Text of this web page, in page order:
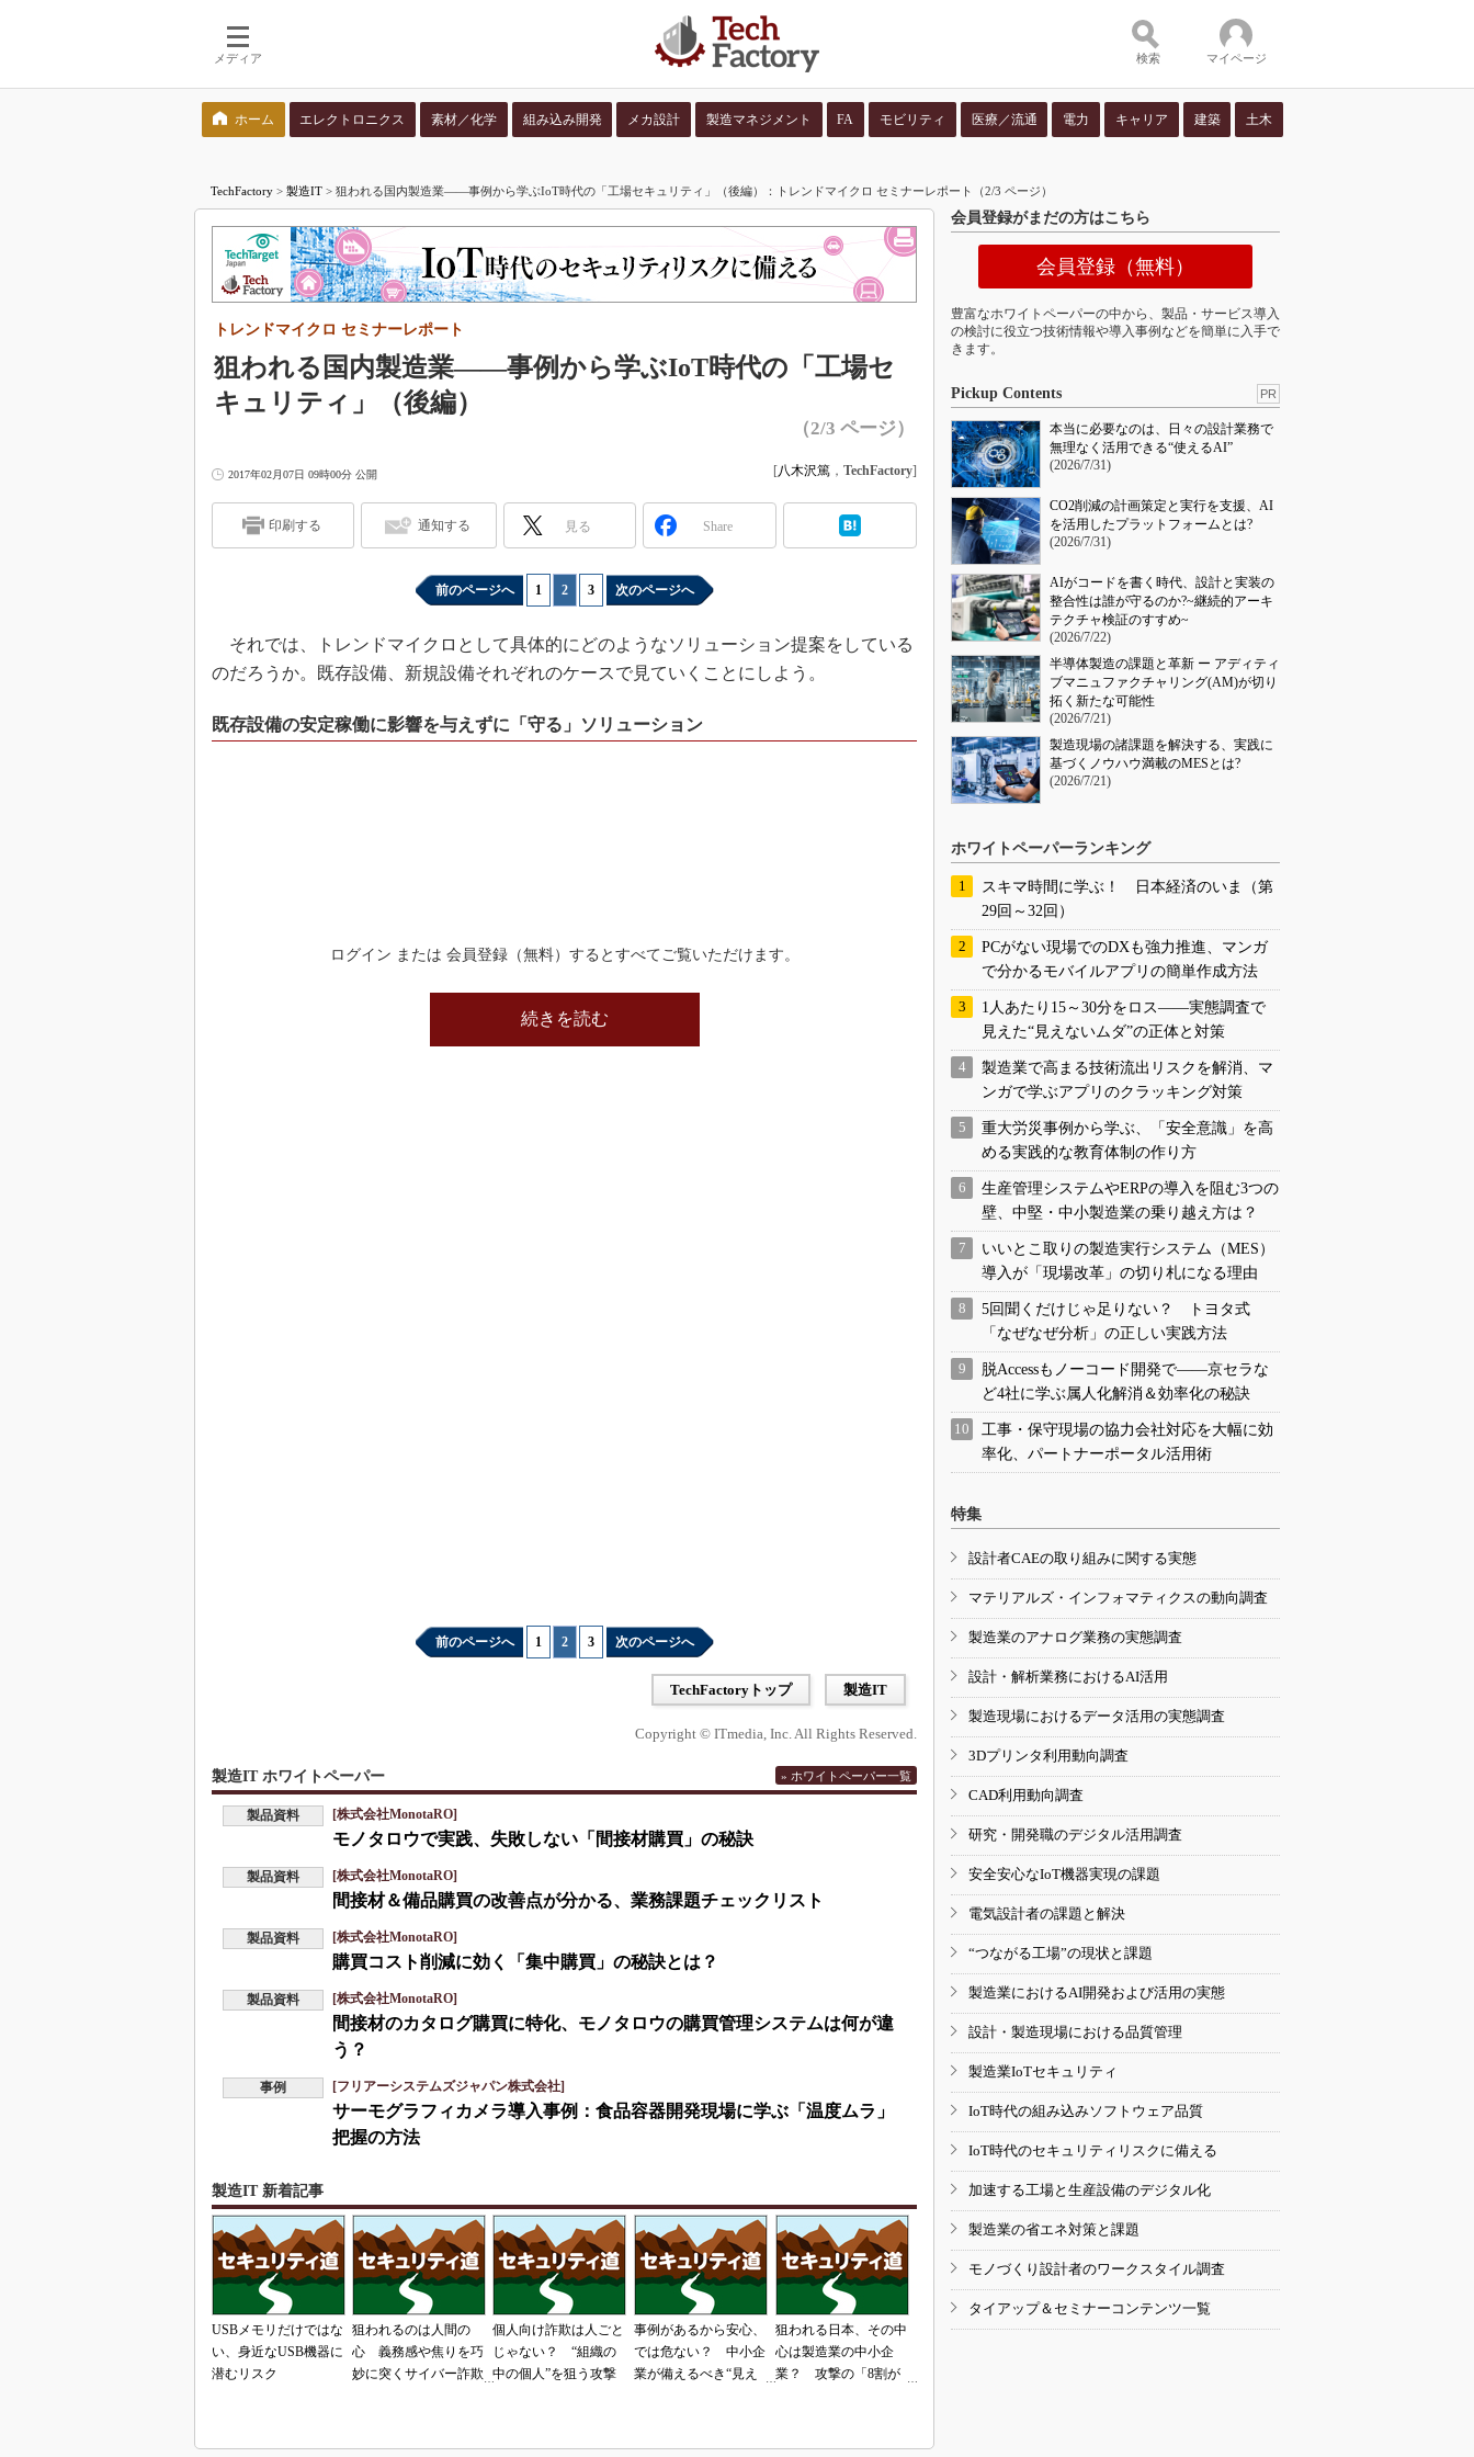
メディア 検索 マイページ
ホーム エレクトロニクス 素材／化学 組み込み開発 メカ設計 製造マネジメント FA モビリティ 医療／流通 電力 キャリア 建築 土木
TechFactory > 製造IT > 狙われる国内製造業――事例から学ぶIoT時代の「工場セキュリティ」（後編）：トレンドマイクロ セミナーレポート（2/3 ページ）
狙われる国内製造業――事例から学ぶIoT時代の「工場セ
キュリティ」（後編）
トレンドマイクロ セミナーレポート
（2/3 ページ）
2017年02月07日 09時00分 公開 [八木沢篤 ， TechFactory]
印刷する 通知する 見る Share
前のページへ 1 2 3 次のページへ
それでは、トレンドマイクロとして具体的にどのようなソリューション提案をしている
のだろうか。既存設備、新規設備それぞれのケースで見ていくことにしよう。
既存設備の安定稼働に影響を与えずに「守る」ソリューション
ログイン または 会員登録（無料）するとすべてご覧いただけます。
続きを読む
前のページへ 1 2 3 次のページへ
TechFactoryトップ 製造IT
Copyright © ITmedia, Inc. All Rights Reserved.
製造IT ホワイトペーパー » ホワイトペーパー一覧
製品資料 [株式会社MonotaRO]
モノタロウで実践、失敗しない「間接材購買」の秘訣
製品資料 [株式会社MonotaRO]
間接材＆備品購買の改善点が分かる、業務課題チェックリスト
製品資料 [株式会社MonotaRO]
購買コスト削減に効く「集中購買」の秘訣とは？
製品資料 [株式会社MonotaRO]
間接材のカタログ購買に特化、モノタロウの購買管理システムは何が違
う？
事例 [フリアーシステムズジャパン株式会社]
サーモグラフィカメラ導入事例：食品容器開発現場に学ぶ「温度ムラ」
把握の方法
製造IT 新着記事
USBメモリだけではな
い、身近なUSB機器に
潜むリスク
狙われるのは人間の
心 義務感や焦りを巧
妙に突くサイバー詐欺
個人向け詐欺は人ごと
じゃない？ “組織の
中の個人”を狙う攻撃
事例があるから安心、
では危ない？ 中小企
業が備えるべき“見え
狙われる日本、その中
心は製造業の中小企
業？ 攻撃の「8割が
会員登録がまだの方はこちら
会員登録（無料）
豊富なホワイトペーパーの中から、製品・サービス導入
の検討に役立つ技術情報や導入事例などを簡単に入手で
きます。
Pickup Contents PR
本当に必要なのは、日々の設計業務で
無理なく活用できる“使えるAI”
(2026/7/31)
CO2削減の計画策定と実行を支援、AI
を活用したプラットフォームとは?
(2026/7/31)
AIがコードを書く時代、設計と実装の
整合性は誰が守るのか?~継続的アーキ
テクチャ検証のすすめ~
(2026/7/22)
半導体製造の課題と革新 ー アディティ
ブマニュファクチャリング(AM)が切り
拓く新たな可能性
(2026/7/21)
製造現場の諸課題を解決する、実践に
基づくノウハウ満載のMESとは?
(2026/7/21)
ホワイトペーパーランキング
スキマ時間に学ぶ！ 日本経済のいま（第
29回～32回）
PCがない現場でのDXも強力推進、マンガ
で分かるモバイルアプリの簡単作成方法
1人あたり15～30分をロス――実態調査で
見えた“見えないムダ”の正体と対策
製造業で高まる技術流出リスクを解消、マ
ンガで学ぶアプリのクラッキング対策
重大労災事例から学ぶ、「安全意識」を高
める実践的な教育体制の作り方
生産管理システムやERPの導入を阻む3つの
壁、中堅・中小製造業の乗り越え方は？
いいとこ取りの製造実行システム（MES）
導入が「現場改革」の切り札になる理由
5回聞くだけじゃ足りない？ トヨタ式
「なぜなぜ分析」の正しい実践方法
脱Accessもノーコード開発で――京セラな
ど4社に学ぶ属人化解消＆効率化の秘訣
工事・保守現場の協力会社対応を大幅に効
率化、パートナーポータル活用術
特集
設計者CAEの取り組みに関する実態
マテリアルズ・インフォマティクスの動向調査
製造業のアナログ業務の実態調査
設計・解析業務におけるAI活用
製造現場におけるデータ活用の実態調査
3Dプリンタ利用動向調査
CAD利用動向調査
研究・開発職のデジタル活用調査
安全安心なIoT機器実現の課題
電気設計者の課題と解決
“つながる工場”の現状と課題
製造業におけるAI開発および活用の実態
設計・製造現場における品質管理
製造業IoTセキュリティ
IoT時代の組み込みソフトウェア品質
IoT時代のセキュリティリスクに備える
加速する工場と生産設備のデジタル化
製造業の省エネ対策と課題
モノづくり設計者のワークスタイル調査
タイアップ＆セミナーコンテンツ一覧